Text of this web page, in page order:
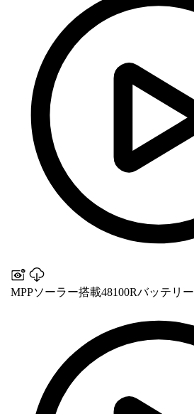
MPPソーラー搭載48100Rバッテリー